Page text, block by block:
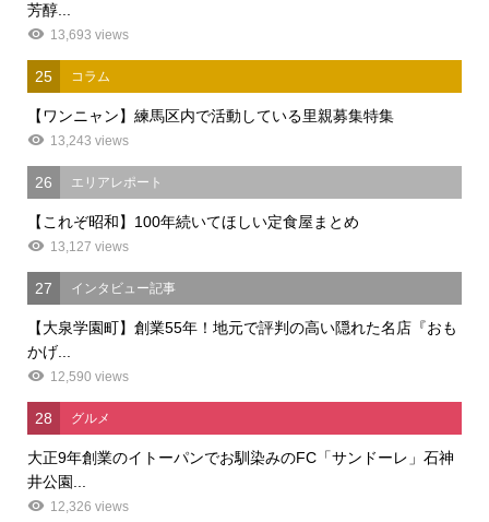
芳醇...
13,693 views
25 コラム
【ワンニャン】練馬区内で活動している里親募集特集
13,243 views
26 エリアレポート
【これぞ昭和】100年続いてほしい定食屋まとめ
13,127 views
27 インタビュー記事
【大泉学園町】創業55年！地元で評判の高い隠れた名店『おも
かげ...
12,590 views
28 グルメ
大正9年創業のイトーパンでお馴染みのFC「サンドーレ」石神
井公園...
12,326 views